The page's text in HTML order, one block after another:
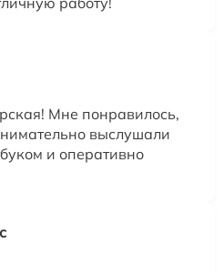
Мне понравилось,
выслушали
и оперативно